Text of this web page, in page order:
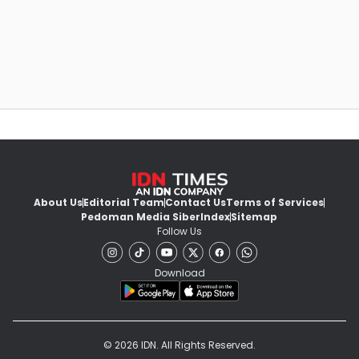
About UsEditorial TeamContact UsTerms of Services
Pedoman Media SiberIndexSitemap
Follow Us
Download
© 2026 IDN. All Rights Reserved.